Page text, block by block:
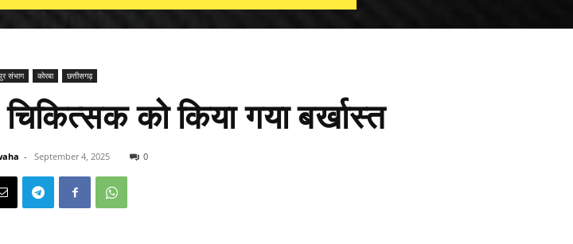
संभाग कोरबा छत्तीसगढ़
को किया गया बर्खास्त
- September 4, 2025 0